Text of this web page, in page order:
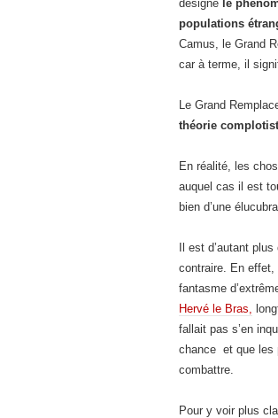
désigne le
populations
Camus, le Grand
car à terme, il
Le Grand
théorie
En réalité, les
auquel cas il est
bien d’une
Il est d’autant
contraire. En
fantasme
Hervé le Bras,
fallait pas s’en
chance et que les
combattre.
Pour y voir plus